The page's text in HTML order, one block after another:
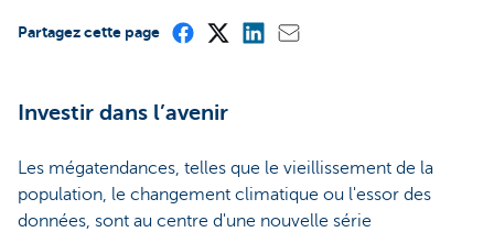
Partagez cette page
Investir dans l’avenir
Les mégatendances, telles que le vieillissement de la
population, le changement climatique ou l'essor des
données, sont au centre d'une nouvelle série